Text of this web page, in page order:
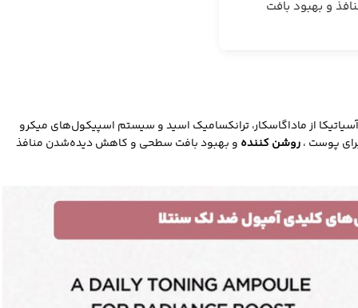
و بهبود بافت
است که شامل نیاسینامید ۱۰٪، عصاره سنتلا آسیاتیکا از ماداگاسکار، ترانکسامیک اسید و سیستم اسپیکول‌های میکرو
پوست ،روشن کننده و بهبود بافت سطحی و کاهش دیده‌شدن منافذ